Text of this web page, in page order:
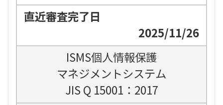
2025/11/26
ISMS個人情報保護
マネジメントシステム
JIS Q 15001：2017